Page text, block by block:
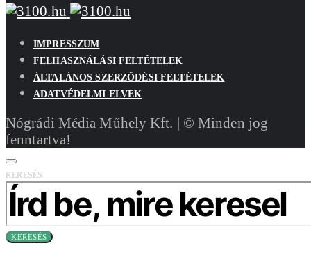
IMPRESSZUM
FELHASZNÁLÁSI FELTÉTELEK
ÁLTALÁNOS SZERZŐDÉSI FELTÉTELEK
ADATVÉDELMI ELVEK
Nógrádi Média Műhely Kft. | © Minden jog
fenntartva!
KERESÉS:
KERESÉS